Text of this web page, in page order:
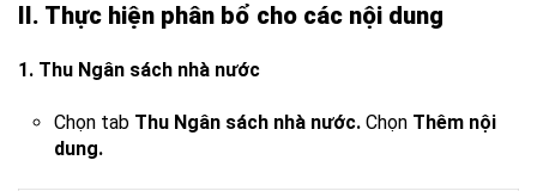
II. Thực hiện phân bổ cho các nội dung
1. Thu Ngân sách nhà nước
Chọn tab Thu Ngân sách nhà nước. Chọn Thêm nội
dung.